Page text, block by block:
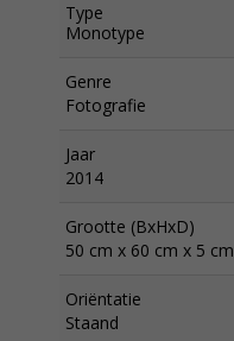
Type
Monotype
Genre
Fotografie
Jaar
2014
Grootte (BxHxD)
50 cm x 60 cm x 5 cm
Oriëntatie
Staand